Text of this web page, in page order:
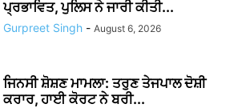
ਪ੍ਰਭਾਵਿਤ, ਪੁਲਿਸ ਨੇ ਜਾਰੀ ਕੀਤੀ...
Gurpreet Singh - August 6, 2026
ਜਿਨਸੀ ਸ਼ੋਸ਼ਣ ਮਾਮਲਾ: ਤਰੁਣ ਤੇਜਪਾਲ ਦੋਸ਼ੀ
ਕਰਾਰ, ਹਾਈ ਕੋਰਟ ਨੇ ਬਰੀ...